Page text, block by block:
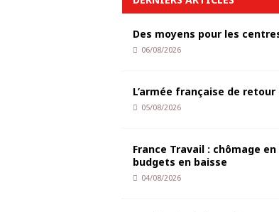
Des moyens pour les
06/08/2026
L’armée française de retour
05/08/2026
France Travail : chômage en
budgets en baisse
04/08/2026